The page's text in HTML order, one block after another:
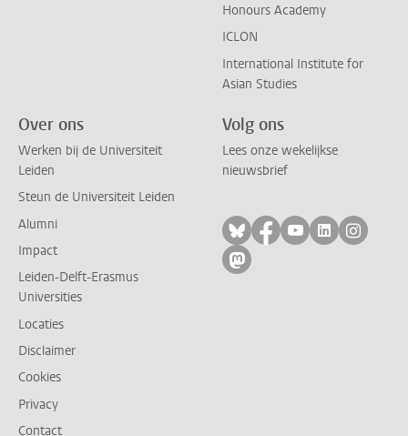
Honours Academy
ICLON
International Institute for
Asian Studies
Over ons
Werken bij de Universiteit
Leiden
Steun de Universiteit Leiden
Alumni
Impact
Leiden-Delft-Erasmus
Universities
Locaties
Disclaimer
Cookies
Privacy
Contact
Volg ons
Lees onze wekelijkse
nieuwsbrief
Volg ons op bluesky
Volg ons op
Volg ons op
Volg ons
Volg
Volg ons op mastodon